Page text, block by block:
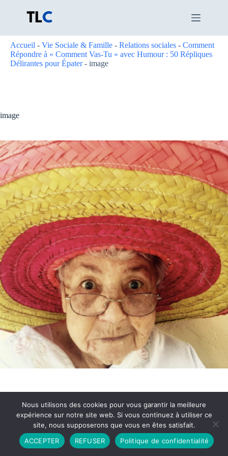
Accueil - Vie Sociale & Famille - Relations sociales - Comment
Répondre à « Comment Vas-Tu » avec Humour : 50 Répliques
Délirantes pour Épater- image
image
Partenariat Contact
Politique de Confidentialité
CGU
Copyright © 2026 - Propulsé par DIEUDUDIABLE
Nous utilisons des cookies pour vous garantir la meilleure
expérience sur notre site web. Si vous continuez à utiliser ce
site, nous supposerons que vous en êtes satisfait.
ACCEPTER
REFUSER Politique de confidentialité